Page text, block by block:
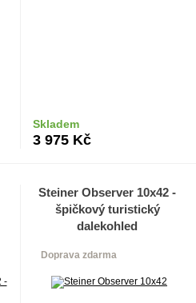
Skladem
3 975 Kč
Steiner Observer 10x42 -
špičkový turistický
dalekohled
Doprava zdarma